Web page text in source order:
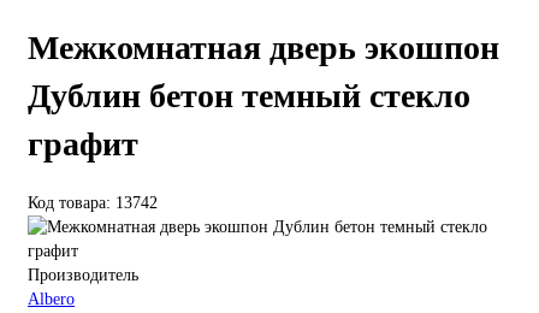
Межкомнатная дверь экошпон
Дублин бетон темный стекло
графит
Код товара: 13742
Производитель
Albero